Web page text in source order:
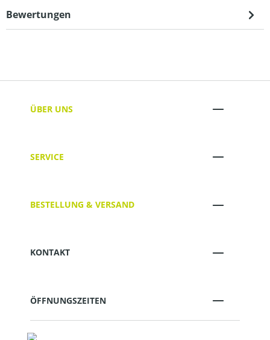
Bewertungen
ÜBER UNS
SERVICE
BESTELLUNG & VERSAND
KONTAKT
ÖFFNUNGSZEITEN